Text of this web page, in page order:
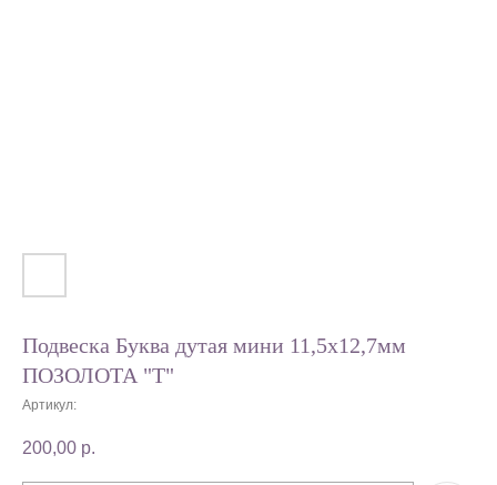
Подвеска Буква дутая мини 11,5х12,7мм
ПОЗОЛОТА "T"
Артикул:
200,00 р.